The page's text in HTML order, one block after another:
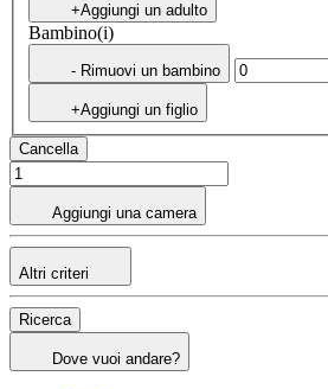
+Aggiungi un adulto
Bambino(i)
- Rimuovi un bambino
+Aggiungi un figlio
Cancella
Aggiungi una camera
Altri criteri
Ricerca
Dove vuoi andare?